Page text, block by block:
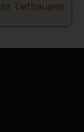
Tiefbauamt